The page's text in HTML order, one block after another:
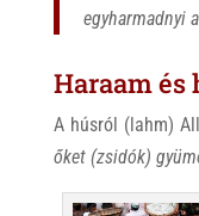
egyharmadnyi
Haraam és
A húsról (lahm)
őket (zsidók)